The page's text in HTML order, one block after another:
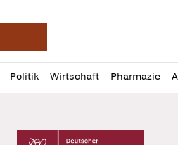
Deutsche Apotheker
Politik Wirtschaft Pharmazie
Profil
öffnen
Daz
Pur
Deutscher Apotheker Verlag